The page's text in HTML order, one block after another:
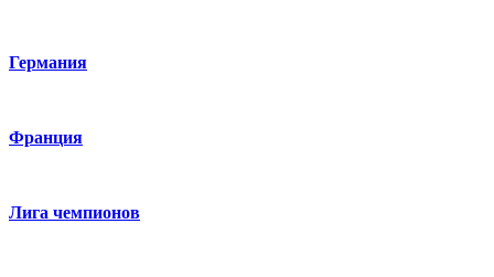
Германия
Франция
Лига чемпионов